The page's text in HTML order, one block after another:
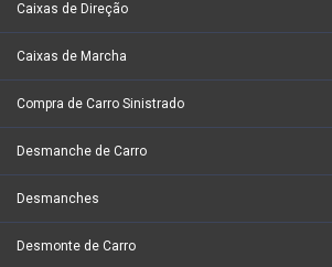
Caixas de Direção
Caixas de Marcha
Compra de Carro Sinistrado
Desmanche de Carro
Desmanches
Desmonte de Carro